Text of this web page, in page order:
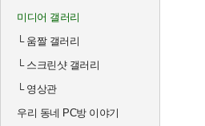
미디어 갤러리
└움짤 갤러리
└스크린샷 갤러리
└영상관
우리 동네 PC방 이야기